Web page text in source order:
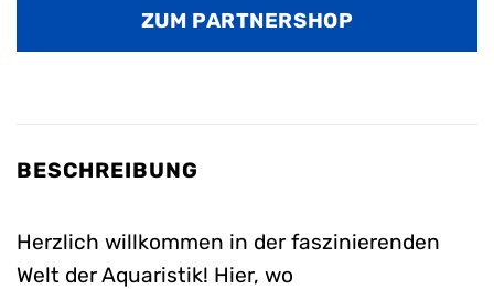
war:
144,95 €
ist:
128,49 €.
ZUM PARTNERSHOP
BESCHREIBUNG
Herzlich willkommen in der faszinierenden
Welt der Aquaristik! Hier, wo